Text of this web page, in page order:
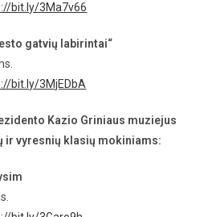
bit.ly/3Ma7v66
gatvių labirintai“
bit.ly/3MjEDbA
Kazio Griniaus muziejus
ir vyresnių klasių mokiniams: